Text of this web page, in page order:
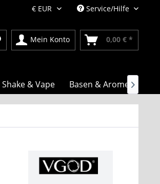
Service/Hilfe
Mein Konto 0,00 € *
Shake & Vape Basen & Aromen
